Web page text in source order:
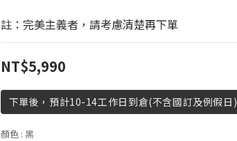
註：完美主義者，請考慮清楚再下單
NT$5,990
下單後，預計10-14工作日到倉(不含國訂及例假日)
顏色 : 黑